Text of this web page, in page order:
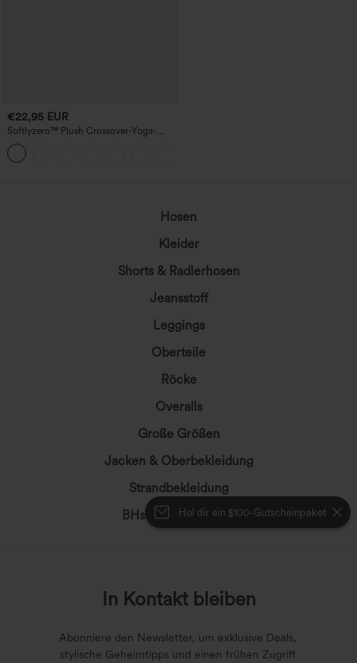
Hol dir ein $100-Gutscheinpaket
€22,95 EUR
Softlyzero™ Plush Crossover-Yoga-
Bikershorts mit hoher Taille und
Seitentasche, 17,8 cm-UPF50+
Hosen
Kleider
Shorts & Radlerhosen
Jeansstoff
Leggings
Oberteile
Röcke
Overalls
Große Größen
Jacken & Oberbekleidung
Strandbekleidung
BHs & Unterwäsche
In Kontakt bleiben
Abonniere den Newsletter, um exklusive Deals,
stylische Geheimtipps und einen frühen Zugriff